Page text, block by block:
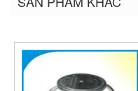
in in in